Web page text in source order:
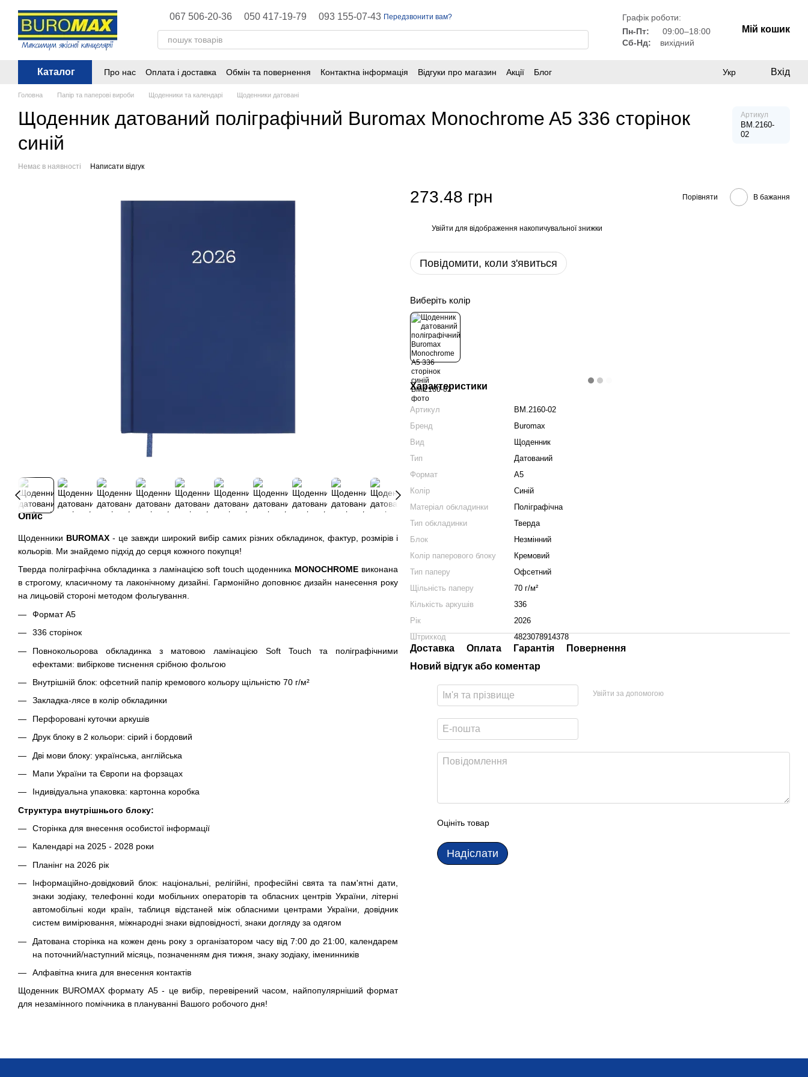
Перейти до основного контенту
067 506-20-36 050 417-19-79 093 155-07-43 Передзвонити вам?
Графік роботи:
Пн-Пт:
09:00–18:00
Сб-Нд:
вихідний
Мій кошик
Каталог Про нас Оплата і доставка Обмін та повернення Контактна інформація Відгуки про магазин Акції
Блог
Укр Вхід
Головна Папір та паперові вироби Щоденники та календарі Щоденники датовані
Щоденник датований поліграфічний Buromax Monochrome A5 336 сторінок
синій
Артикул
BM.2160-
02
Немає в наявності Написати відгук
Опис
Щоденники BUROMAX - це завжди широкий вибір самих різних обкладинок, фактур, розмірів і
кольорів. Ми знайдемо підхід до серця кожного покупця!
Тверда поліграфічна обкладинка з ламінацією soft touch щоденника MONOCHROME виконана
в строгому, класичному та лаконічному дизайні. Гармонійно доповнює дизайн нанесення року
на лицьовій стороні методом фольгування.
Формат А5
336 сторінок
Повнокольорова обкладинка з матовою ламінацією Soft Touch та поліграфічними
ефектами: вибіркове тиснення срібною фольгою
Внутрішній блок: офсетний папір кремового кольору щільністю 70 г/м²
Закладка-лясе в колір обкладинки
Перфоровані куточки аркушів
Друк блоку в 2 кольори: сірий і бордовий
Дві мови блоку: українська, англійська
Мапи України та Європи на форзацах
Індивідуальна упаковка: картонна коробка
Структура внутрішнього блоку:
Сторінка для внесення особистої інформації
Календарі на 2025 - 2028 роки
Планінг на 2026 рік
Інформаційно-довідковий блок: національні, релігійні, професійні свята та пам'ятні дати,
знаки зодіаку, телефонні коди мобільних операторів та обласних центрів України, літерні
автомобільні коди країн, таблиця відстаней між обласними центрами України, довідник
систем вимірювання, міжнародні знаки відповідності, знаки догляду за одягом
Датована сторінка на кожен день року з організатором часу від 7:00 до 21:00, календарем
на поточний/наступний місяць, позначенням дня тижня, знаку зодіаку, іменинників
Алфавітна книга для внесення контактів
Щоденник BUROMAX формату А5 - це вибір, перевірений часом, найпопулярніший формат
для незамінного помічника в плануванні Вашого робочого дня!
273.48 грн Порівняти В бажання
Увійти для відображення накопичувальної знижки
Повідомити, коли з'явиться
Виберіть колір
Характеристики
Артикул
BM.2160-02
Бренд
Buromax
Вид
Щоденник
Тип
Датований
Формат
А5
Колір
Синій
Матеріал обкладинки
Поліграфічна
Тип обкладинки
Тверда
Блок
Незмінний
Колір паперового блоку
Кремовий
Тип паперу
Офсетний
Щільність паперу
70 г/м²
Кількість аркушів
336
Рік
2026
Штрихкод
4823078914378
Доставка Оплата Гарантія
Повернення
Новий відгук або коментар
Увійти за допомогою
Оцініть товар
Надіслати